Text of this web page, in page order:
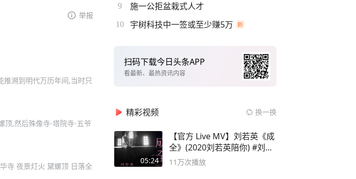
举报
溯到明代万历年间,当时只
顶,然后殊像寺-塔院寺-五爷
寺 夜景灯火 黛螺顶 日落全
9 施一公拒盆栽式人才
10 宇树科技中一签或至少赚5万
扫码下载今日头条APP
看最新、最热资讯内容
精彩视频 换一换
05:24
【官方 Live MV】刘若英《成
全》(2020刘若英陪你) #刘若
英 #成全
11万次播放